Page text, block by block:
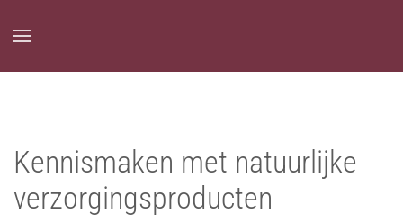
Kennismaken met natuurlijke
verzorgingsproducten